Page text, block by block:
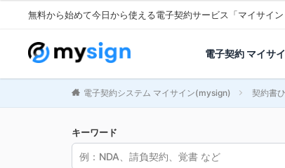
無料から始めて今日から使える電子契約サービス「マイサイン
電子契約 マイサ
電子契約システム マイサイン(mysign) 契約書
キーワード